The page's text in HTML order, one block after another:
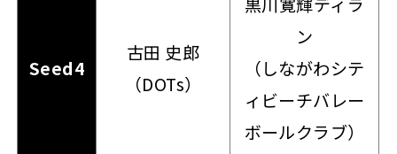
Seed4
古田 史郎
（DOTs）
ン
（しながわシテ
ィビーチバレー
ボールクラブ）